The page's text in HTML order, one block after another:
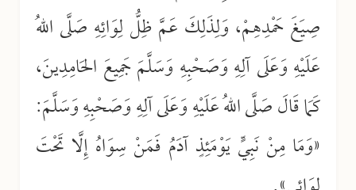
صِيَغَ حَمْدِهِمْ، وَلِذَلِكَ عَمَّ ظِلُّ لِوَائِهِ صَلَّى اللهُ
عَلَيْهِ وَعَلَى آلِهِ وَصَحْبِهِ وَسَلَّمَ جَمِيعَ الحَامِدِينَ،
كَمَا قَالَ صَلَّى اللهُ عَلَيْهِ وَعَلَى آلِهِ وَصَحْبِهِ وَسَلَّمَ:
«وَمَا مِنْ نَبِيٍّ يَوْمَئِذٍ آدَمُ فَمَنْ سِوَاهُ إِلَّا تَحْتَ